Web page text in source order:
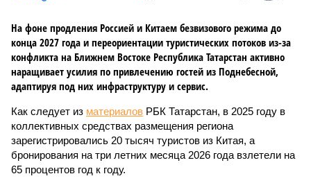
На фоне продления Россией и Китаем безвизового режима до
конца 2027 года и переориентации туристических потоков из-за
конфликта на Ближнем Востоке Республика Татарстан активно
наращивает усилия по привлечению гостей из Поднебесной,
адаптируя под них инфраструктуру и сервис.
Как следует из материалов РБК Татарстан, в 2025 году в
коллективных средствах размещения региона
зарегистрировались 20 тысяч туристов из Китая, а
бронирования на три летних месяца 2026 года взлетели на
65 процентов год к году.